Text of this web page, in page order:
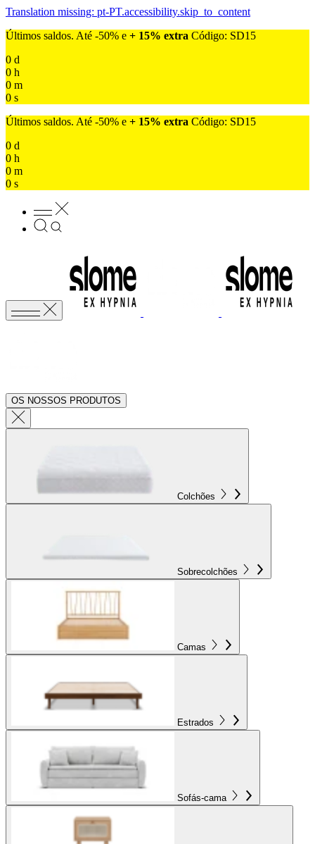
Translation missing: pt-PT.accessibility.skip_to_content
Últimos saldos. Até -50% e + 15% extra Código: SD15
0 d
0 h
0 m
0 s
Últimos saldos. Até -50% e + 15% extra Código: SD15
0 d
0 h
0 m
0 s
OS NOSSOS PRODUTOS
Colchões
Sobrecolchões
Camas
Estrados
Sofás-cama